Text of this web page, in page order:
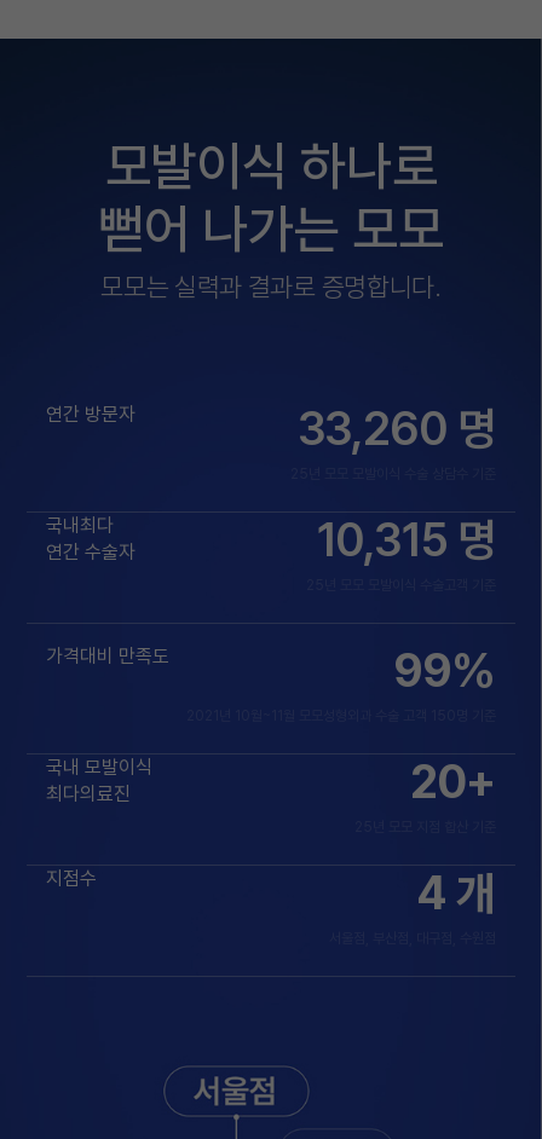
모발이식 하나로
뻗어 나가는 모모
모모는 실력과 결과로 증명합니다.
연간 방문자 33,260 명
국내최다
연간 수술자
10,315 명
가격대비 만족도 99%
국내 모발이식
최다의료진
20+
지점수 4 개